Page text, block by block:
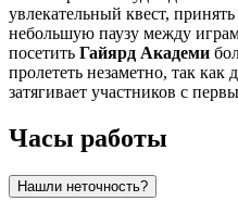
увлекательный квест,
небольшую паузу между
посетить Гайярд Академи
пролететь незаметно, так как
затягивает участников с
Часы работы
Нашли неточность?